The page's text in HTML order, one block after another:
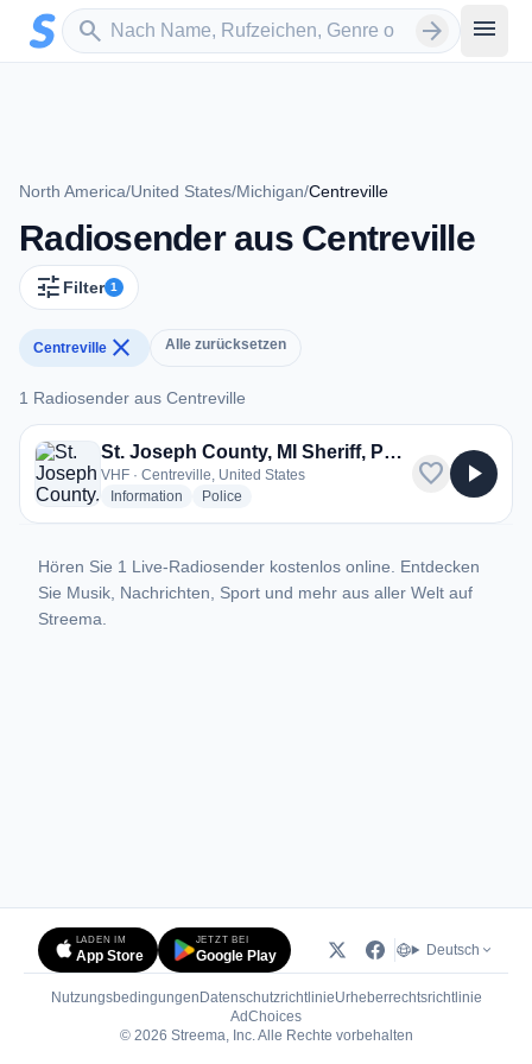
Zum Hauptinhalt springen
search
Sender suchen arrow_forward menu
North America/United States/Michigan/Centreville
Radiosender aus Centreville
tune Filter 1
Centreville close Alle zurücksetzen
1 Radiosender aus Centreville
1 Radiosender aus Centreville
St. Joseph County, MI Sheriff, Police, Fire, EMS
VHF · Centreville, United States
Information radio stations
Police
favorite play_arrow
Hören Sie 1 Live-Radiosender kostenlos online. Entdecken
Sie Musik, Nachrichten, Sport und mehr aus aller Welt auf
Streema.
LADEN IM
App Store
JETZT BEI
Google Play Deutsch
Nutzungsbedingungen DatenschutzrichtlinieUrheberrechtsrichtlinie
AdChoices(öffnet in neuem Tab)
© 2026 Streema, Inc. Alle Rechte vorbehalten